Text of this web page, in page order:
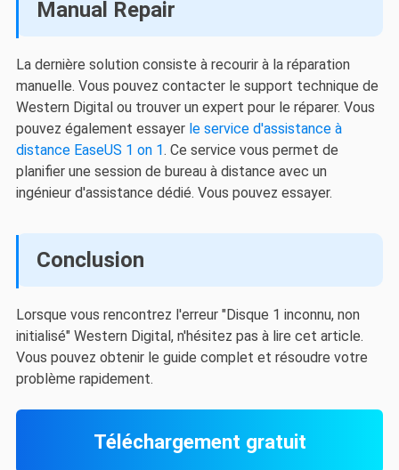
Manual Repair
La dernière solution consiste à recourir à la réparation
manuelle. Vous pouvez contacter le support technique de
Western Digital ou trouver un expert pour le réparer. Vous
pouvez également essayer le service d'assistance à
distance EaseUS 1 on 1. Ce service vous permet de
planifier une session de bureau à distance avec un
ingénieur d'assistance dédié. Vous pouvez essayer.
Conclusion
Lorsque vous rencontrez l'erreur "Disque 1 inconnu, non
initialisé" Western Digital, n'hésitez pas à lire cet article.
Vous pouvez obtenir le guide complet et résoudre votre
problème rapidement.
Téléchargement gratuit